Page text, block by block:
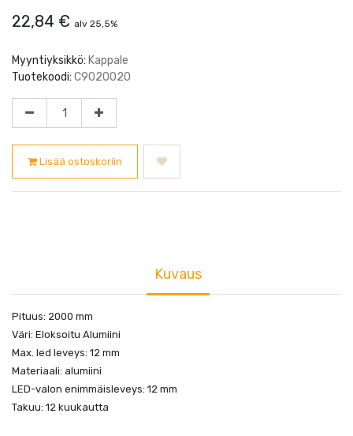
22,84 € alv 25,5%
Myyntiyksikkö: Kappale
Tuotekoodi: C9020020
Lisää ostoskoriin
Kuvaus
Pituus: 2000 mm
Väri: Eloksoitu Alumiini
Max. led leveys: 12 mm
Materiaali: alumiini
LED-valon enimmäisleveys: 12 mm
Takuu: 12 kuukautta